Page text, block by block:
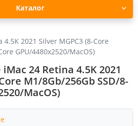
Каталог
2021 Silver MGPC3 (8-Core
GPU/4480х2520/MacOS)
24 Retina 4.5K 2021
M1/8Gb/256Gb SSD/8-
MacOS)